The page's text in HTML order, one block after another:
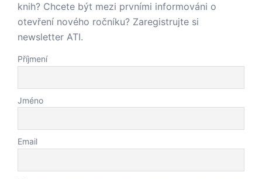
knih? Chcete být mezi prvními informováni o
otevření nového ročníku? Zaregistrujte si
newsletter ATI.
Příjmení
Jméno
Email